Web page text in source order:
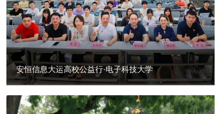
安恒信息大运高校公益行·电子科技大学